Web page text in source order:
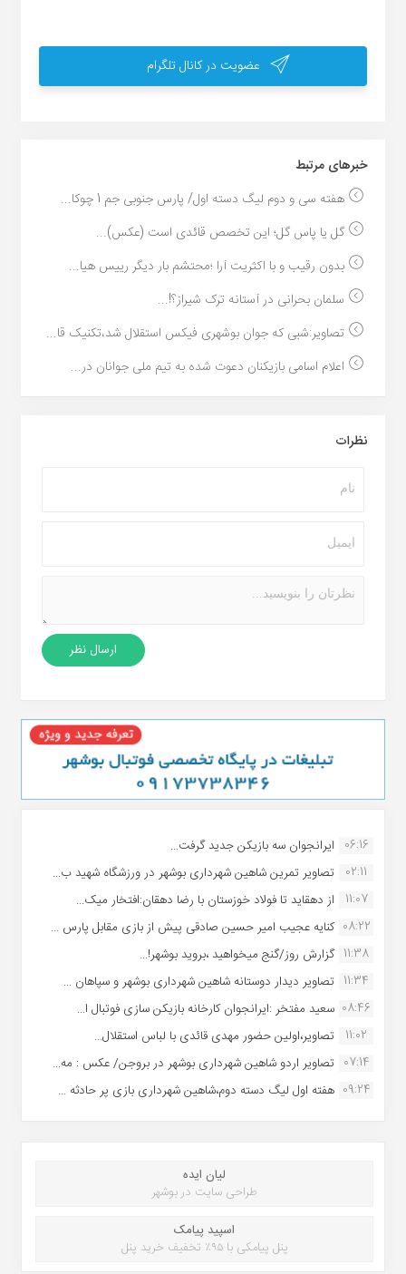
عضویت در کانال تلگرام
خبر‌های مرتبط
هفته سی و دوم لیگ دسته اول/ پارس جنوبی جم 1 چوکا...
گل یا پاس گل؛ این تخصص قائدی است (عکس)...
بدون رقیب و با اکثریت آرا ؛محتشم بار دیگر رییس هیا...
سلمان بحرانی در آستانه ترک شیراز؟!...
تصاویر:شبی که جوان بوشهری فیکس استقلال شد،تکنیک قا...
اعلام اسامی بازیکنان دعوت شده به تیم ملی جوانان در...
نظرات
06:16 ایرانجوان سه بازیکن جدید گرفت...
02:11
تصاویر تمرین شاهین شهردارى بوشهر در ورزشگاه شهید ب...
11:07
از دهقاید تا فولاد خوزستان با رضا دهقان:افتخار میک...
08:22 کنایه عجیب امیر حسین صادقی پیش از بازی مقابل پارس ...
11:38 گزارش روز/گنج میخواهید ،بروید بوشهر!...
11:34 تصاویر دیدار دوستانه شاهین شهردارى بوشهر و سپاهان ...
08:46 سعید مفتخر :ایرانجوان کارخانه بازیکن سازی فوتبال ا...
11:02
تصاویر،اولین حضور مهدی قائدی با لباس استقلال...
07:14 تصاویر اردو شاهین شهرداری بوشهر در بروجن/ عکس : مه...
09:24 هفته اول لیگ دسته دوم،شاهین شهرداری بازی پر حادثه ...
لیان ایده
طراحی سایت در بوشهر
اسپید پیامک
پنل پیامکی با ۹۵٪ تخفیف خرید پنل